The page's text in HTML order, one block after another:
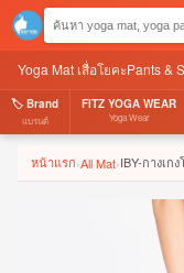
Yoga Mat เสื่อโยคะPants &
🏷️ Brand
แบรนด์
FITZ YOGA WEAR
Yoga Wear
หน้าแรก›All Mat›IBY-กางเก